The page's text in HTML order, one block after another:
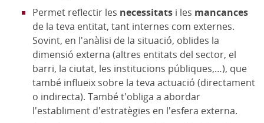
Permet reflectir les necessitats i les mancances
de la teva entitat, tant internes com externes.
Sovint, en l'anàlisi de la situació, oblides la
dimensió externa (altres entitats del sector, el
barri, la ciutat, les institucions públiques,…), que
també influeix sobre la teva actuació (directament
o indirecta). També t'obliga a abordar
l'establiment d'estratègies en l'esfera externa.